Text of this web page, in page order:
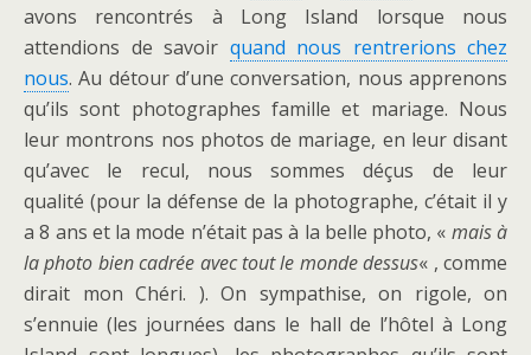
avons rencontrés à Long Island lorsque nous
attendions de savoir quand nous rentrerions chez
nous. Au détour d’une conversation, nous apprenons
qu’ils sont photographes famille et mariage. Nous
leur montrons nos photos de mariage, en leur disant
qu’avec le recul, nous sommes déçus de leur
qualité (pour la défense de la photographe, c’était il y
a 8 ans et la mode n’était pas à la belle photo, « mais à
la photo bien cadrée avec tout le monde dessus« , comme
dirait mon Chéri. ). On sympathise, on rigole, on
s’ennuie (les journées dans le hall de l’hôtel à Long